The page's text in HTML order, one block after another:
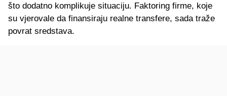
što dodatno komplikuje situaciju. Faktoring firme, koje
su vjerovale da finansiraju realne transfere, sada traže
povrat sredstava.